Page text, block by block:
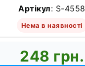
Артікул: S-4558
Нема в наявності
248 грн.